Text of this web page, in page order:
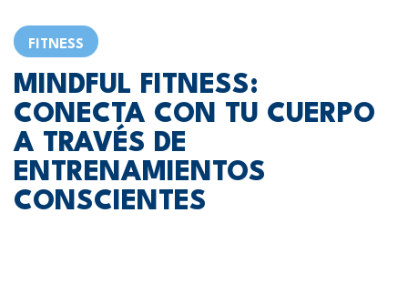
FITNESS
MINDFUL FITNESS:
CONECTA CON TU CUERPO
A TRAVÉS DE
ENTRENAMIENTOS
CONSCIENTES